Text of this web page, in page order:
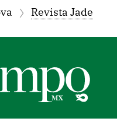
Revista Jade